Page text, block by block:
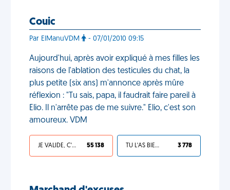
Couic
Par ElManuVDM - 07/01/2010 09:15
Aujourd'hui, après avoir expliqué à mes filles les
raisons de l'ablation des testicules du chat, la
plus petite (six ans) m'annonce après mûre
réflexion : "Tu sais, papa, il faudrait faire pareil à
Elio. Il n'arrête pas de me suivre." Elio, c'est son
amoureux. VDM
JE VALIDE, C'EST UNE VDM 55 138 TU L'AS BIEN MÉRITÉ 3 778